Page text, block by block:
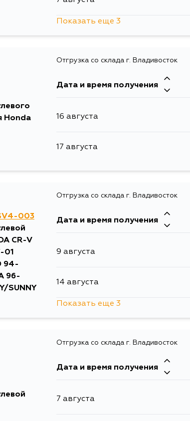
12 августа
14 августа
Показать еще 3
Honda
Отгрузка со склада г. Владивосток
Дата и время получения
16 августа
17 августа
003
CR-V
01
94-
96-
SUNNY
Отгрузка со склада г. Владивосток
Дата и время получения
9 августа
14 августа
17 августа
18 августа
Показать еще 3
Отгрузка со склада г. Владивосток
Дата и время получения
7 августа